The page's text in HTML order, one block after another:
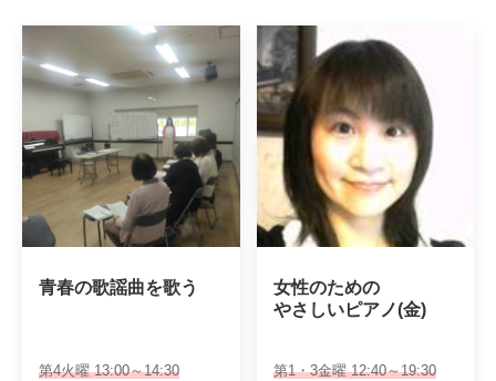
青春の歌謡曲を歌う
第4火曜 13:00～14:30
女性のための
やさしいピアノ(金)
第1・3金曜 12:40～19:30